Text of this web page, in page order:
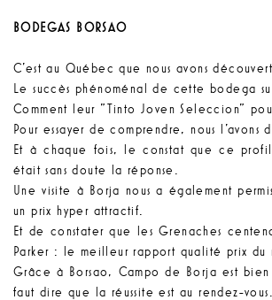
BODEGAS BORSAO
C’est au Québec que nous avons
Le succès phénoménal de cette bodega
Comment leur "Tinto Joven Seleccion"
Pour essayer de comprendre, nous
Et à chaque fois, le constat que ce profil
était sans doute la réponse.
Une visite à Borja nous a également
un prix hyper attractif.
Et de constater que les Grenaches
Parker : le meilleur rapport qualité prix
Grâce à Borsao, Campo de Borja est bien
faut dire que la réussite est au rendez-vous.